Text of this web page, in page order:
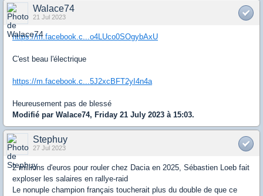
Walace74
21 Jul 2023
https://m.facebook.c...o4LUco0SOgybAxU
C'est beau l'électrique
https://m.facebook.c...5J2xcBFT2yI4n4a
Heureusement pas de blessé
Modifié par Walace74, Friday 21 July 2023 à 15:03.
Stephuy
27 Jul 2023
2 millions d'euros pour rouler chez Dacia en 2025, Sébastien Loeb fait
exploser les salaires en rallye-raid
Le nonuple champion français toucherait plus du double de que ce